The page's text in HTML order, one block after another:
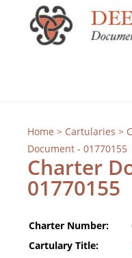
Home > Cartularies >
Document - 01770155
Charter
01770155
Charter Number:
Cartulary Title: